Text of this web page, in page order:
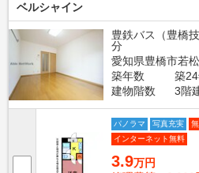
ベルシャイン
豊鉄バス（豊橋
分
愛知県豊橋市若
築年数
築
建物階数
3階
パノラマ 写真充実
インターネット無料
3.9万円